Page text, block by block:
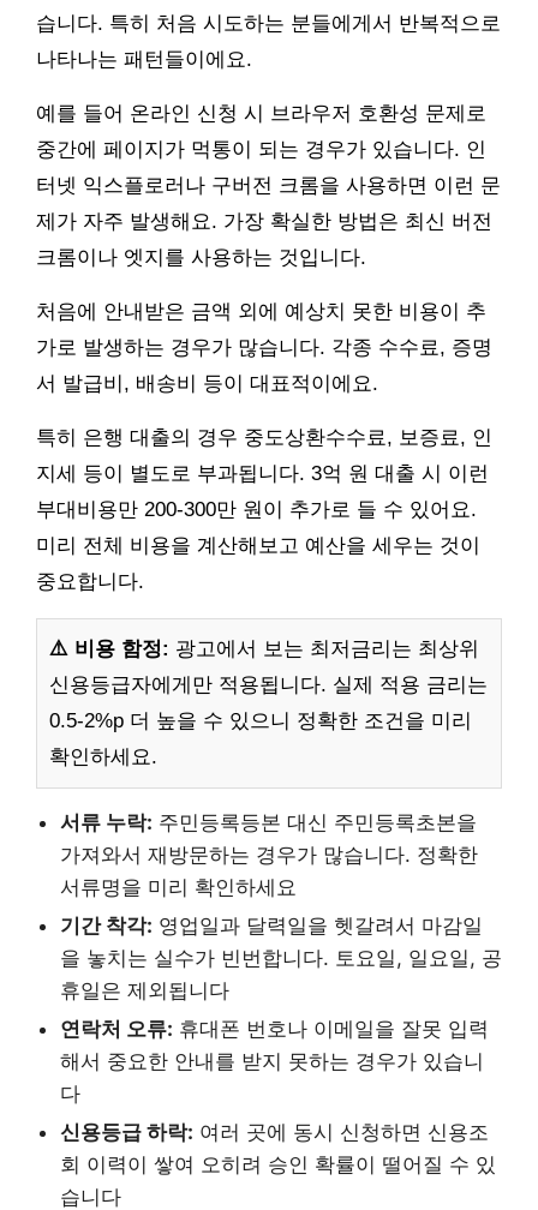
습니다. 특히 처음 시도하는 분들에게서 반복적으로
나타나는 패턴들이에요.
예를 들어 온라인 신청 시 브라우저 호환성 문제로
중간에 페이지가 먹통이 되는 경우가 있습니다. 인
터넷 익스플로러나 구버전 크롬을 사용하면 이런 문
제가 자주 발생해요. 가장 확실한 방법은 최신 버전
크롬이나 엣지를 사용하는 것입니다.
처음에 안내받은 금액 외에 예상치 못한 비용이 추
가로 발생하는 경우가 많습니다. 각종 수수료, 증명
서 발급비, 배송비 등이 대표적이에요.
특히 은행 대출의 경우 중도상환수수료, 보증료, 인
지세 등이 별도로 부과됩니다. 3억 원 대출 시 이런
부대비용만 200-300만 원이 추가로 들 수 있어요.
미리 전체 비용을 계산해보고 예산을 세우는 것이
중요합니다.
⚠️ 비용 함정: 광고에서 보는 최저금리는 최상위
신용등급자에게만 적용됩니다. 실제 적용 금리는
0.5-2%p 더 높을 수 있으니 정확한 조건을 미리
확인하세요.
서류 누락: 주민등록등본 대신 주민등록초본을
가져와서 재방문하는 경우가 많습니다. 정확한
서류명을 미리 확인하세요
기간 착각: 영업일과 달력일을 헷갈려서 마감일
을 놓치는 실수가 빈번합니다. 토요일, 일요일, 공
휴일은 제외됩니다
연락처 오류: 휴대폰 번호나 이메일을 잘못 입력
해서 중요한 안내를 받지 못하는 경우가 있습니
다
신용등급 하락: 여러 곳에 동시 신청하면 신용조
회 이력이 쌓여 오히려 승인 확률이 떨어질 수 있
습니다